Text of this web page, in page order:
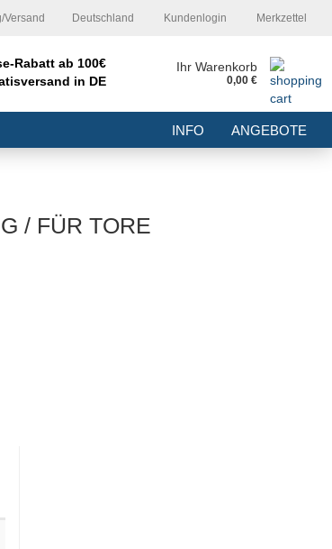
Versand Deutschland Kundenlogin Merkzettel
Rabatt ab 100€
in DE
Ihr Warenkorb
0,00 €
INFO ANGEBOTE
/ FÜR TORE